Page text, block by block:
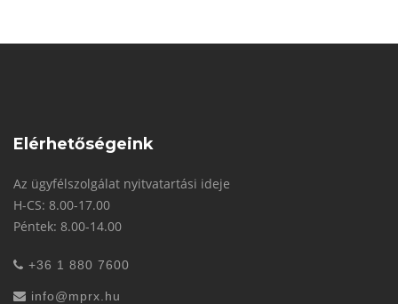
Elérhetőségeink
Az ügyfélszolgálat nyitvatartási ideje
H-CS: 8.00-17.00
Péntek: 8.00-14.00
+36 1 880 7600
info@mprx.hu